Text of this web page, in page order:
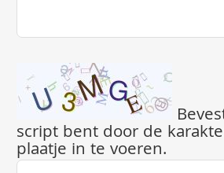
script bent door de
plaatje in te voeren.